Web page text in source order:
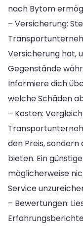
nach Bytom
– Versicherung:
Versicherung hat,
Gegenstände
Informiere dich
welche Schäden
– Kosten:
den Preis, sondern
bieten. Ein
möglicherweise
Service
– Bewertungen: